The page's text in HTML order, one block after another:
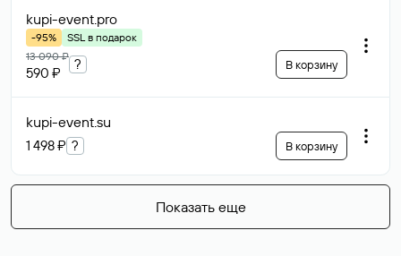
kupi-event.pro
-95%
SSL в подарок
13 090 ₽
590 ₽
? В корзину
kupi-event.su
1 498 ₽ ? В корзину
Показать еще